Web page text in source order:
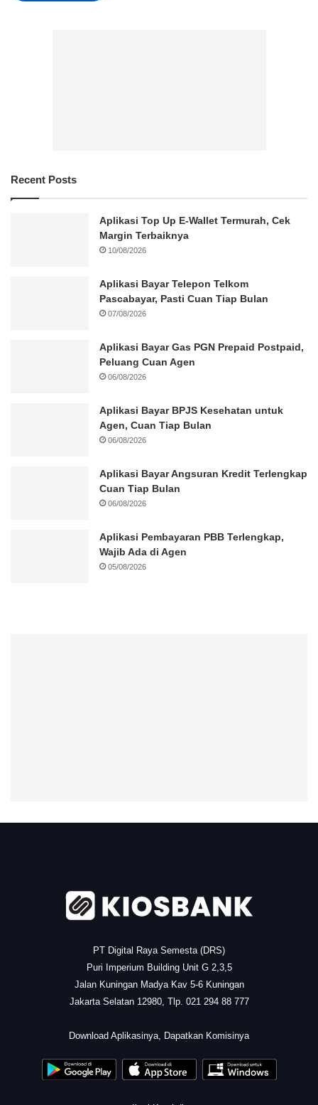
Recent Posts
Aplikasi Top Up E-Wallet Termurah, Cek
Margin Terbaiknya
10/08/2026
Aplikasi Bayar Telepon Telkom
Pascabayar, Pasti Cuan Tiap Bulan
07/08/2026
Aplikasi Bayar Gas PGN Prepaid Postpaid,
Peluang Cuan Agen
06/08/2026
Aplikasi Bayar BPJS Kesehatan untuk
Agen, Cuan Tiap Bulan
06/08/2026
Aplikasi Bayar Angsuran Kredit Terlengkap
Cuan Tiap Bulan
06/08/2026
Aplikasi Pembayaran PBB Terlengkap,
Wajib Ada di Agen
05/08/2026
.
PT Digital Raya Semesta (DRS)
Puri Imperium Building Unit G 2,3,5
Jalan Kuningan Madya Kav 5-6 Kuningan
Jakarta Selatan 12980, Tlp. 021 294 88 777
Download Aplikasinya, Dapatkan Komisinya